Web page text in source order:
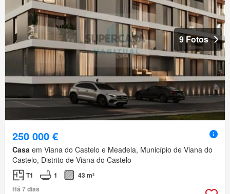
9 Fotos
250 000 €
Casa em Viana do Castelo e Meadela, Município de Viana do
Castelo, Distrito de Viana do Castelo
T1 1
43 m²
Há 7 dias